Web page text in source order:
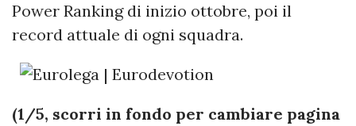
Power Ranking di inizio ottobre, poi il
record attuale di ogni squadra.
(1/5, scorri in fondo per cambiare pagina